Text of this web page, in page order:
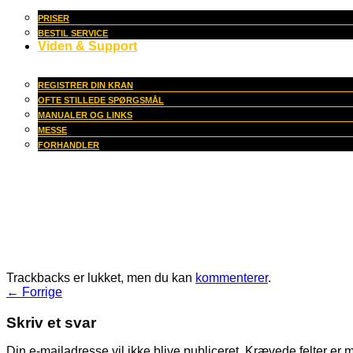
PRISER
BESTIL SERVICE
Viden & Support
REGISTRER DIN KRAN
OFTE STILLEDE SPØRGSMÅL
MANUALER OG LINKS
MESSE
FORHANDLER
Trackbacks er lukket, men du kan kommenterer.
← Forrige
Skriv et svar